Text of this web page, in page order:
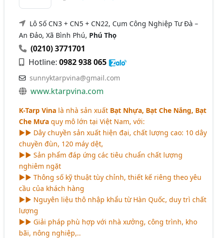
Lô Số CN3 + CN5 + CN22, Cụm Công Nghiệp Tư Đà –
An Đảo, Xã Bình Phú, Phú Thọ
(0210) 3771701
Hotline:0982 938 065
sunnyktarpvina@gmail.com
www.ktarpvina.com
K-Tarp Vina là nhà sản xuất Bạt Nhựa, Bạt Che Nắng, Bạt
Che Mưa quy mô lớn tại Việt Nam, với:
►► Dây chuyền sản xuất hiện đại, chất lượng cao: 10 dây
chuyền đùn, 120 máy dệt,
►► Sản phẩm đáp ứng các tiêu chuẩn chất lượng
nghiêm ngặt
►► Thông số kỹ thuật tùy chỉnh, thiết kế riêng theo yêu
cầu của khách hàng
►► Nguyên liệu thô nhập khẩu từ Hàn Quốc, duy trì chất
lượng
►► Giải pháp phù hợp với nhà xưởng, công trình, kho
bãi, nông nghiệp,..